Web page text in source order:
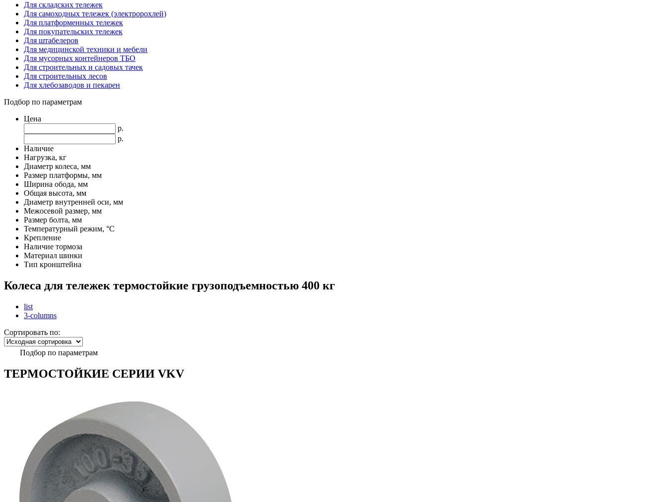
Для складских тележек
Для самоходных тележек (электророхлей)
Для платформенных тележек
Для покупательских тележек
Для штабелеров
Для медицинской техники и мебели
Для мусорных контейнеров ТБО
Для строительных и садовых тачек
Для строительных лесов
Для хлебозаводов и пекарен
Подбор по параметрам
Цена
р.
р.
Наличие
Нагрузка, кг
Диаметр колеса, мм
Размер платформы, мм
Ширина обода, мм
Общая высота, мм
Диаметр внутренней оси, мм
Межосевой размер, мм
Размер болта, мм
Температурный режим, °С
Крепление
Наличие тормоза
Материал шинки
Тип кронштейна
Колеса для тележек термостойкие грузоподъемностью 400 кг
list
3-columns
Сортировать по:
Подбор по параметрам
ТЕРМОСТОЙКИЕ СЕРИИ VKV